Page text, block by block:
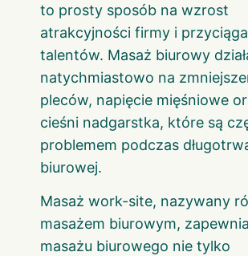
to prosty sposób na wzrost
atrakcyjności firmy i
talentów. Masaż biurowy
natychmiastowo na
pleców, napięcie mięśniowe
cieśni nadgarstka, które są
problemem podczas
biurowej.
Masaż work-site, nazywany
masażem biurowym,
masażu biurowego nie tylko